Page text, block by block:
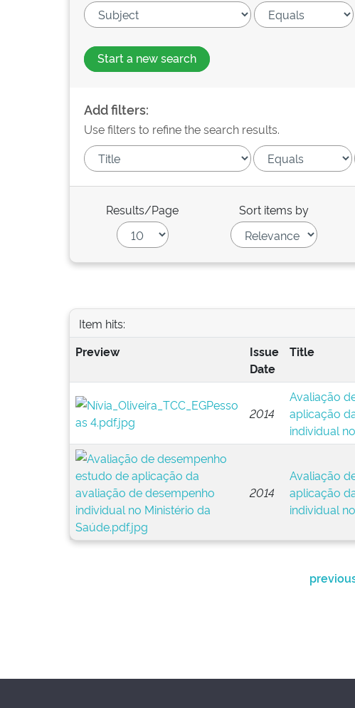
Start a new search
Add filters:
Use filters to refine the search results.
Results/Page Sort items by
Item hits:
Preview
Issue
Date
Title
2014
Avaliação
aplicação
individual
2014
Avaliação
aplicação
individual